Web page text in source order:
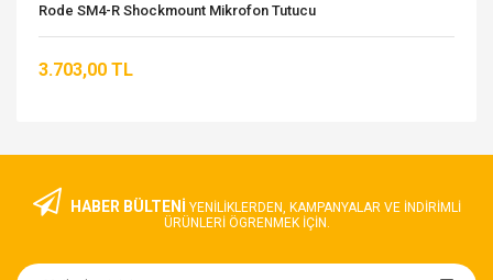
Rode SM4-R Shockmount Mikrofon Tutucu
3.703,00 TL
HABER BÜLTENİ YENILIKLERDEN, KAMPANYALAR VE INDIRIMLI
ÜRÜNLERI ÖGRENMEK IÇIN.